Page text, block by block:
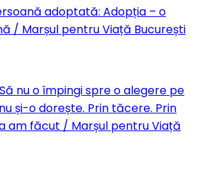
adoptată: Adopția – o
/ Marșul pentru Viață București
nu o împingi spre o alegere pe
și-o dorește. Prin tăcere. Prin
am făcut / Marșul pentru Viață